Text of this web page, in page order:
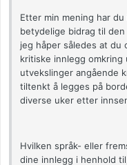
Etter min mening har
betydelige bidrag til
jeg håper således at
kritiske innlegg
utvekslinger angående
tiltenkt å legges på
diverse uker etter
Hvilken språk- eller
dine innlegg i henhold